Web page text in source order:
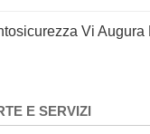
Vi Augura
E SERVIZI